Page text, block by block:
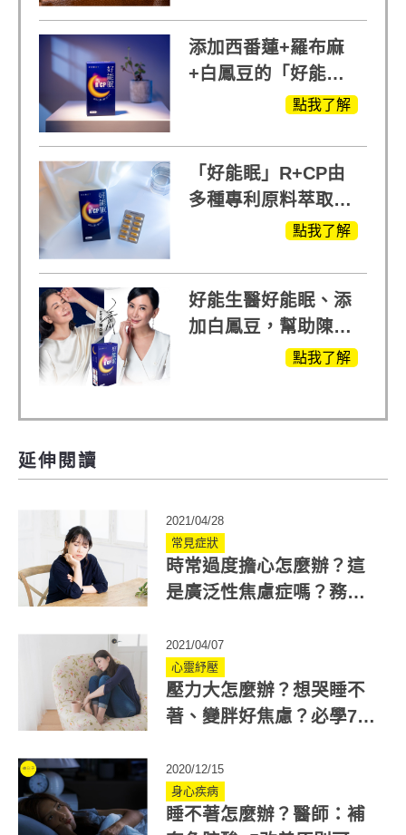
添加西番蓮+羅布麻
+白鳳豆的「好能
眠」，獨家專利配
點我了解
「好能眠」R+CP由
多種專利原料萃取、
白鳳豆、羅布麻、西
晰的關鍵!
點我了解
好能生醫好能眠、添
加白鳳豆，幫助陳亞
蘭入睡的力量點我了解
延伸閱讀
2021/04/28
常見症狀
時常過度擔心怎麼辦？這
是廣泛性焦慮症嗎？務必
2021/04/07
心靈紓壓
壓力大怎麼辦？想哭睡不
著、變胖好焦慮？必學7方
2020/12/15
身心疾病
睡不著怎麼辦？醫師：補